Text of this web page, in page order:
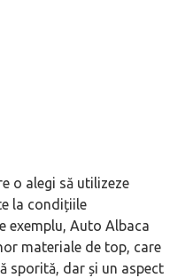
o alegi să utilizeze
la condițiile
exemplu, Auto Albaca
materiale de top, care
sporită, dar și un aspect